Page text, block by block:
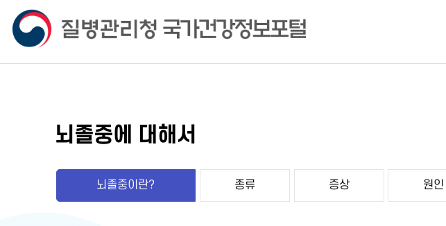
뇌졸중에 대해서
뇌졸중이란? 종류 증상 원인